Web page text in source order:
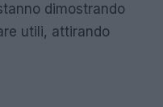
dimostrando
utili, attirando